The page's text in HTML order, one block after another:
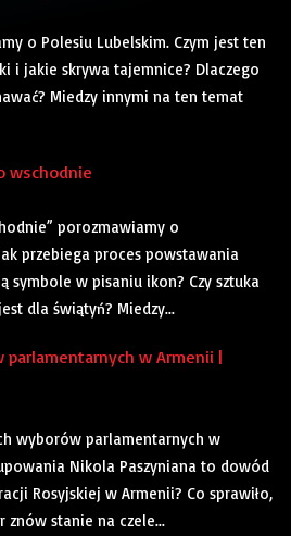
o Polesiu Lubelskim. Czym jest ten
i jakie skrywa tajemnice? Dlaczego
Miedzy innymi na ten temat
wschodnie
porozmawiamy o
przebiega proces powstawania
symbole w pisaniu ikon? Czy sztuka
dla świątyń? Miedzy...
parlamentarnych w Armenii |
wyborów parlamentarnych w
Nikola Paszyniana to dowód
Rosyjskiej w Armenii? Co sprawiło,
znów stanie na czele...